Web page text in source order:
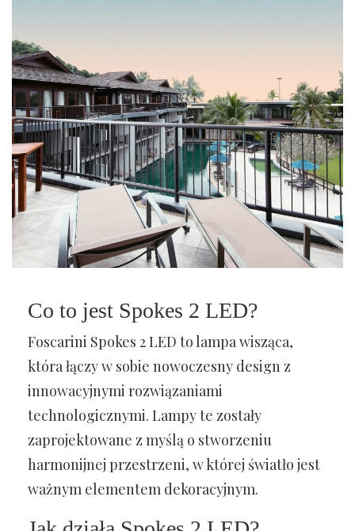
Co to jest Spokes 2 LED?
Foscarini Spokes 2 LED to lampa wisząca,
która łączy w sobie nowoczesny design z
innowacyjnymi rozwiązaniami
technologicznymi. Lampy te zostały
zaprojektowane z myślą o stworzeniu
harmonijnej przestrzeni, w której światło jest
ważnym elementem dekoracyjnym.